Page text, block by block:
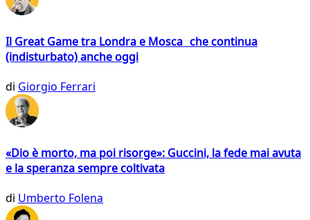
Il Great Game tra Londra e Mosca che continua
(indisturbato) anche oggi
di Giorgio Ferrari
«Dio è morto, ma poi risorge»: Guccini, la fede mai avuta
e la speranza sempre coltivata
di Umberto Folena